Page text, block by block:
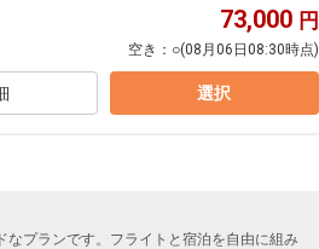
73,000 円
空き： ○(08月06日08:30時点)
選択
プランです。フライトと宿泊を自由に組み